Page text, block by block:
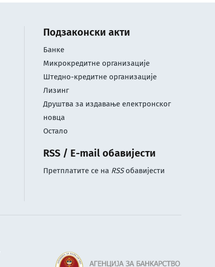
Подзаконски акти
Банке
Микрокредитне организације
Штедно-кредитне организације
Лизинг
Друштва за издавање електронског
новца
Остало
RSS / E-mail обавијести
Претплатите се на RSSобавијести